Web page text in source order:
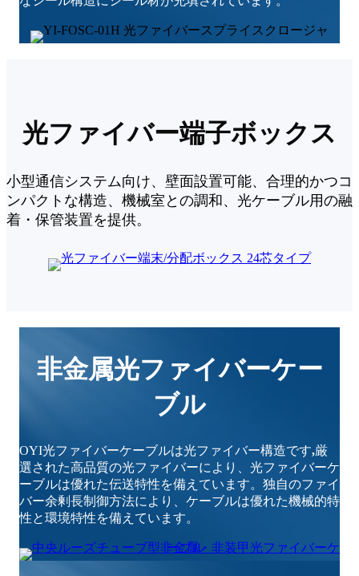
光ファイバー端子ボックス
小型通信システム向け、壁面設置可能、合理的かつコ
ンパクトな構造、機械室との調和、光ケーブル用の融
着・保管装置を提供。
非金属光ファイバーケー
ブル
OYI光ファイバーケーブルは光ファイバー構造です,厳
選された高品質の光ファイバーにより、光ファイバーケ
ーブルは優れた伝送特性を備えています。独自のファイ
バー余剰長制御方法により、ケーブルは優れた機械的特
性と環境特性を備えています。